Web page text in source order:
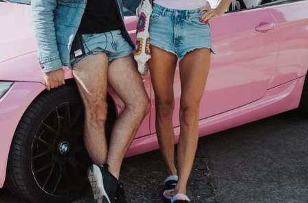
Sledujte nás